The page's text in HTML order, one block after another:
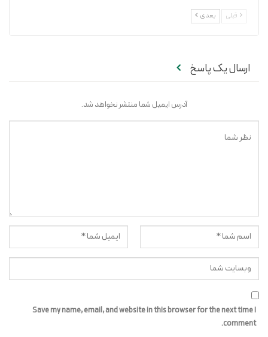
قبلی بعدی
ارسال یک پاسخ
آدرس ایمیل شما منتشر نخواهد شد.
Save my name, email, and website in this browser for the next time I
comment.